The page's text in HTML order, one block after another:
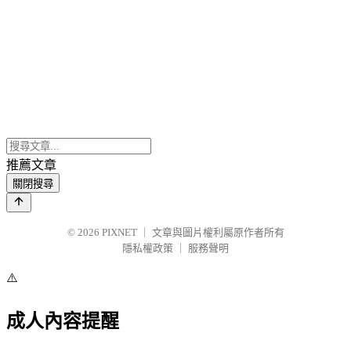
推薦文章
關閉搜尋
© 2026 PIXNET
文章與圖片權利屬原作者所有
隱私權政策
服務聲明
⚠️
成人內容提醒